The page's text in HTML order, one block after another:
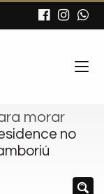
morar
no